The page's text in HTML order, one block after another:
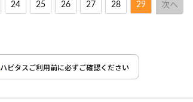
24 25 26 27 28 29 次へ
ハピタスご利用前に必ずご確認ください